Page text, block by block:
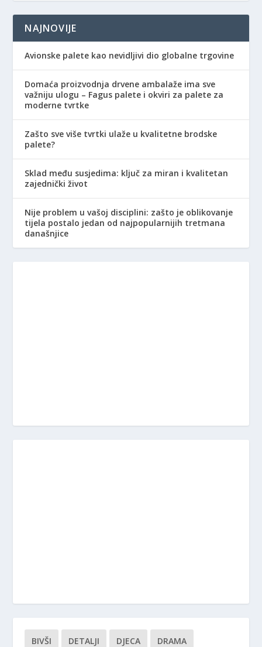
NAJNOVIJE
Avionske palete kao nevidljivi dio globalne trgovine
Domaća proizvodnja drvene ambalaže ima sve
važniju ulogu – Fagus palete i okviri za palete za
moderne tvrtke
Zašto sve više tvrtki ulaže u kvalitetne brodske
palete?
Sklad među susjedima: ključ za miran i kvalitetan
zajednički život
Nije problem u vašoj disciplini: zašto je oblikovanje
tijela postalo jedan od najpopularnijih tretmana
današnjice
BIVŠI DETALJI DJECA DRAMA